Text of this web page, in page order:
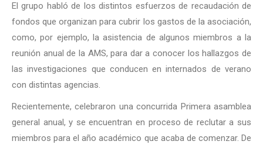
El grupo habló de los distintos esfuerzos de recaudación de
fondos que organizan para cubrir los gastos de la asociación,
como, por ejemplo, la asistencia de algunos miembros a la
reunión anual de la AMS, para dar a conocer los hallazgos de
las investigaciones que conducen en internados de verano
con distintas agencias.
Recientemente, celebraron una concurrida Primera asamblea
general anual, y se encuentran en proceso de reclutar a sus
miembros para el año académico que acaba de comenzar. De